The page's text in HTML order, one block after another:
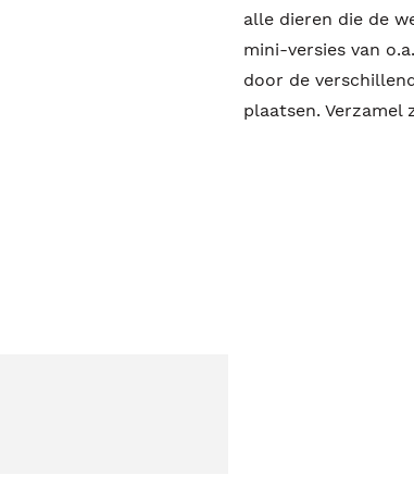
alle dieren die de
mini-versies van
door de
plaatsen. Verzamel